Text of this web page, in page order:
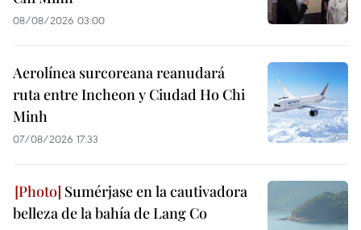
08/08/2026 03:00
Aerolínea surcoreana reanudará
ruta entre Incheon y Ciudad Ho Chi
Minh
07/08/2026 17:33
Sumérjase en la cautivadora
belleza de la bahía de Lang Co